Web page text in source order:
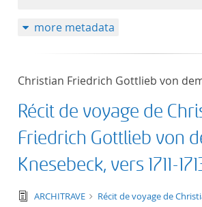
more metadata
Christian Friedrich Gottlieb von
Récit de voyage de
Friedrich Gottlieb von
Knesebeck, vers 1711-
text/
ARCHITRAVE
Récit de voyage de